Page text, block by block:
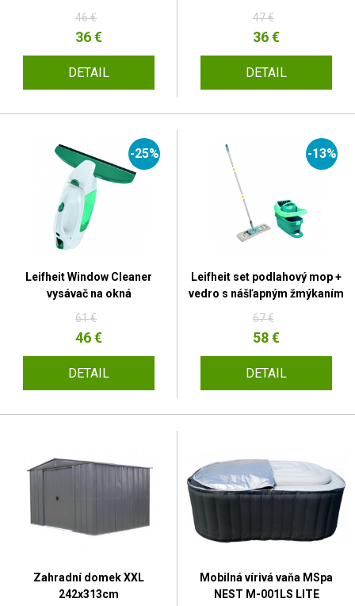
46 €
36 €
DETAIL
47 €
36 €
DETAIL
-25%
Leifheit Window Cleaner
vysávač na okná
61 €
46 €
DETAIL
-13%
Leifheit set podlahový mop +
vedro s nášľapným žmýkaním
67 €
58 €
DETAIL
Zahradní domek XXL
242x313cm
Mobilná vírivá vaňa MSpa
NEST M-001LS LITE